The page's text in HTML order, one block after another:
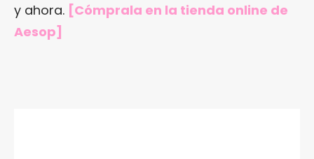
y ahora. [Cómprala en la tienda online de
Aesop]